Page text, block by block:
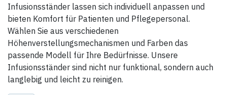
Infusionsständer lassen sich individuell anpassen und
bieten Komfort für Patienten und Pflegepersonal.
Wählen Sie aus verschiedenen
Höhenverstellungsmechanismen und Farben das
passende Modell für Ihre Bedürfnisse. Unsere
Infusionsständer sind nicht nur funktional, sondern auch
langlebig und leicht zu reinigen.